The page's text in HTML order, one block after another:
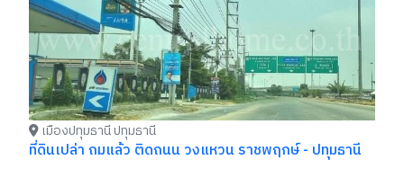
เมืองปทุมธานี ปทุมธานี
ที่ดินเปล่า ถมแล้ว ติดถนน วงแหวน ราชพฤกษ์ - ปทุมธานี